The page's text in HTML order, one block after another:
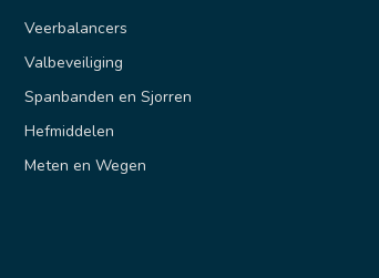
Veerbalancers
Valbeveiliging
Spanbanden en Sjorren
Hefmiddelen
Meten en Wegen